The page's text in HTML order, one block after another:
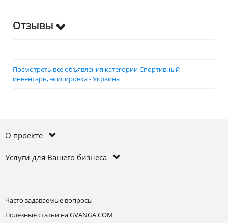
Отзывы
Посмотреть все объявления категории Спортивный
инвентарь, экипировка - Украина
О проекте
Услуги для Вашего бизнеса
Часто задаваемые вопросы
Полезные статьи на GVANGA.COM